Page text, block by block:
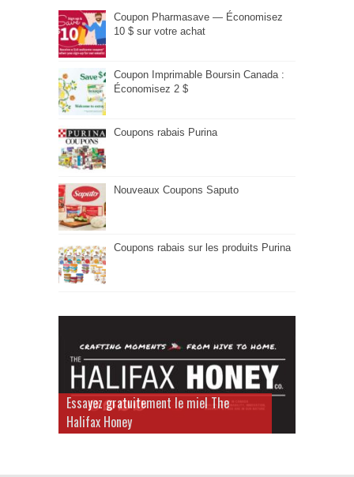
Coupon Pharmasave — Économisez
10 $ sur votre achat
Coupon Imprimable Boursin Canada :
Économisez 2 $
Coupons rabais Purina
Nouveaux Coupons Saputo
Coupons rabais sur les produits Purina
Essayez gratuitement le miel The
Halifax Honey